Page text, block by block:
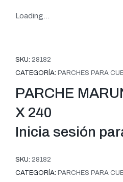
Loading...
SKU: 28182
CATEGORÍA: PARCHES PARA
PARCHE
X 240
Inicia sesión
SKU: 28182
CATEGORÍA: PARCHES PARA